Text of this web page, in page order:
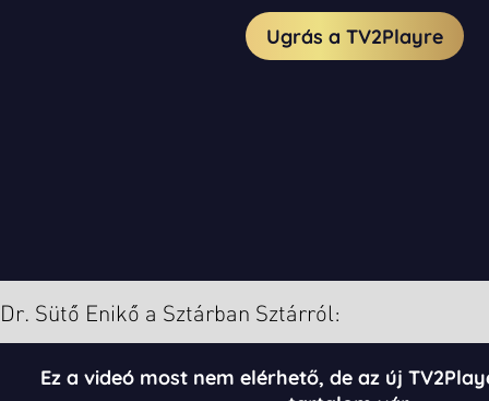
Dr. Sütő Enikő a Sztárban Sztárról: